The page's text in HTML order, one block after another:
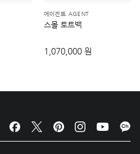
에이전트 AGENT
스몰 토트백
1,070,000 원